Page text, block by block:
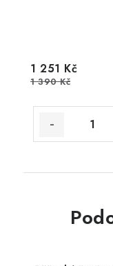
1 251 Kč
1 390 Kč